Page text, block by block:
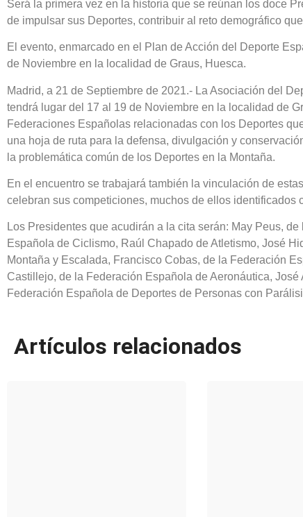
Será la primera vez en la historia que se reúnan los doce
de impulsar sus Deportes, contribuir al reto demográfico
El evento, enmarcado en el Plan de Acción del Deporte
de Noviembre en la localidad de Graus, Huesca.
Madrid, a 21 de Septiembre de 2021.- La Asociación del
tendrá lugar del 17 al 19 de Noviembre en la localidad de
Federaciones Españolas relacionadas con los Deportes
una hoja de ruta para la defensa, divulgación y
la problemática común de los Deportes en la Montaña.
En el encuentro se trabajará también la vinculación de
celebran sus competiciones, muchos de ellos identificados
Los Presidentes que acudirán a la cita serán: May Peus,
Española de Ciclismo, Raúl Chapado de Atletismo, José
Montaña y Escalada, Francisco Cobas, de la Federación
Castillejo, de la Federación Española de Aeronáutica,
Federación Española de Deportes de Personas con
Artículos relacionados